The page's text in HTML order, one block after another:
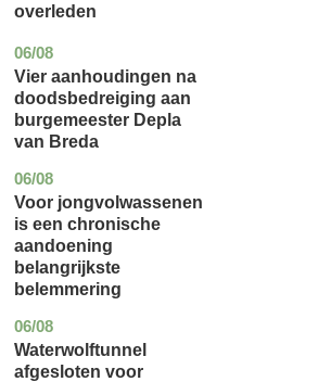
overleden
06/08
noord-
brabant
nieuws
Vier aanhoudingen na
doodsbedreiging aan
burgemeester Depla
van Breda
06/08
utrecht
gezondheid
Voor jongvolwassenen
is een chronische
aandoening
belangrijkste
belemmering
06/08
noord-
holland
nieuws
Waterwolftunnel
afgesloten voor